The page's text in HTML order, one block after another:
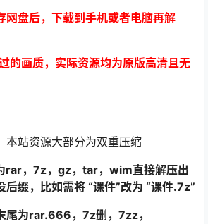
网盘后，下载到手机或者电脑再解
的画质，实际资源均为原版高清且无
本站资源大部分为双重压缩
rar，7z，gz，tar，wim直接解压出
后缀，比如需将 “课件”改为 “课件.7z”
尾为rar.666，7z删，7zz，